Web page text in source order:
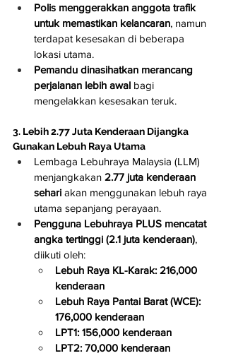
Polis menggerakkan anggota trafik
untuk memastikan kelancaran, namun
terdapat kesesakan di beberapa
lokasi utama.
Pemandu dinasihatkan merancang
perjalanan lebih awal bagi
mengelakkan kesesakan teruk.
3. Lebih 2.77 Juta Kenderaan Dijangka
Gunakan Lebuh Raya Utama
Lembaga Lebuhraya Malaysia (LLM)
menjangkakan 2.77 juta kenderaan
sehari akan menggunakan lebuh raya
utama sepanjang perayaan.
Pengguna Lebuhraya PLUS mencatat
angka tertinggi (2.1 juta kenderaan),
diikuti oleh:
Lebuh Raya KL-Karak: 216,000
kenderaan
Lebuh Raya Pantai Barat (WCE):
176,000 kenderaan
LPT1: 156,000 kenderaan
LPT2: 70,000 kenderaan